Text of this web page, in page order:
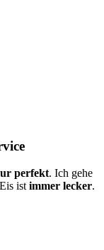
perfekt. Ich gehe
ist immer lecker.